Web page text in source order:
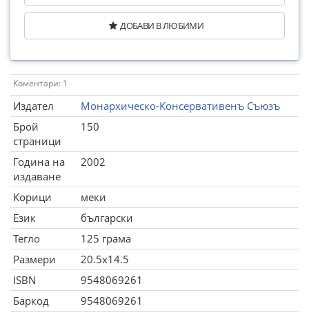
ДОБАВИ В ЛЮБИМИ
Коментари: 1
Издател
Монархическо-Консервативенъ Съюзъ
Брой
страници
150
Година на
издаване
2002
Корици
меки
Език
български
Тегло
125 грама
Размери
20.5x14.5
ISBN
9548069261
Баркод
9548069261